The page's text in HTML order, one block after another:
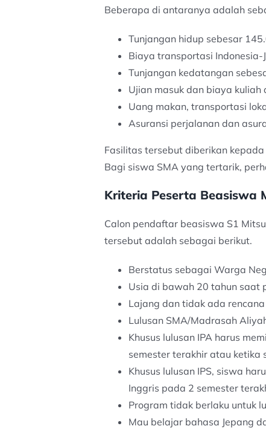
Beberapa di antaranya adalah
Tunjangan hidup sebesar
Biaya transportasi Indonesia-
Tunjangan kedatangan
Ujian masuk dan biaya kuliah
Uang makan, transportasi
Asuransi perjalanan dan
Fasilitas tersebut diberikan
Bagi siswa SMA yang tertarik,
Kriteria Peserta Beasiswa
Calon pendaftar beasiswa S1
tersebut adalah sebagai berikut.
Berstatus sebagai Warga
Usia di bawah 20 tahun saat
Lajang dan tidak ada
Lulusan SMA/Madrasah
Khusus lulusan IPA harus
semester terakhir atau ketika
Khusus lulusan IPS, siswa
Inggris pada 2 semester
Program tidak berlaku untuk
Mau belajar bahasa Jepang